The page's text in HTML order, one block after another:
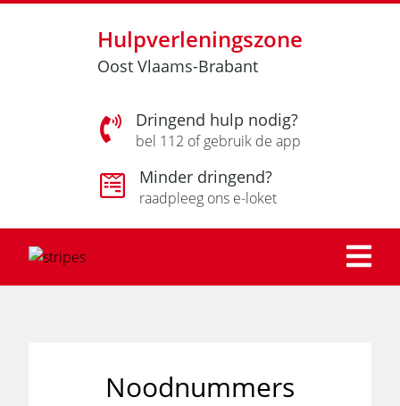
Hulpverleningszone
Oost Vlaams-Brabant
Dringend hulp nodig?
bel 112 of gebruik de app
Minder dringend?
raadpleeg ons e-loket
Noodnummers